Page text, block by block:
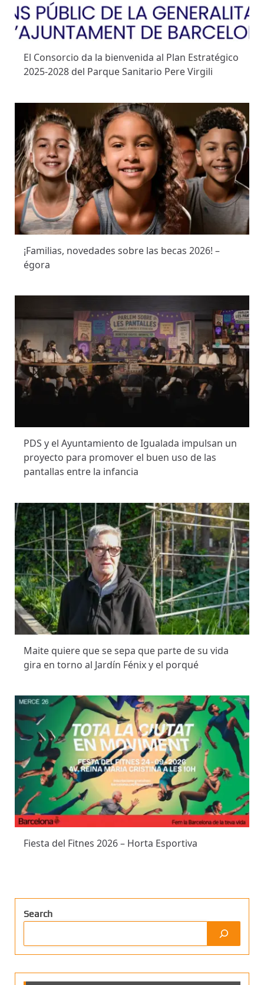
El Consorcio da la bienvenida al Plan Estratégico
2025-2028 del Parque Sanitario Pere Virgili
¡Familias, novedades sobre las becas 2026! –
égora
PDS y el Ayuntamiento de Igualada impulsan un
proyecto para promover el buen uso de las
pantallas entre la infancia
Maite quiere que se sepa que parte de su vida
gira en torno al Jardín Fénix y el porqué
Fiesta del Fitnes 2026 – Horta Esportiva
Search